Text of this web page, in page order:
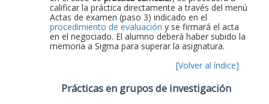
calificar la práctica directamente a través del menú
Actas de examen (paso 3) indicado en el
procedimiento de evaluación y se firmará el acta
en el negociado. El alumno deberá haber subido la
memoria a Sigma para superar la asignatura.
[Volver al índice]
Prácticas en grupos de investigación